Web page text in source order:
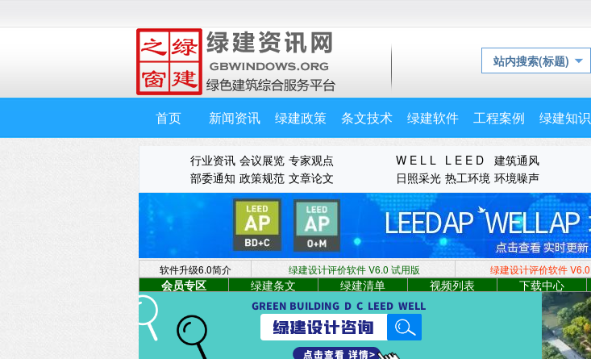
站内搜索(标题)
首页 新闻资讯 绿建政策 条文技术 绿建软件 工程案例 绿建知识
行业资讯 会议展览 专家观点
部委通知 政策规范 文章论文
W E L L L E E D
建筑通风
日照采光 热工环境 环境噪声
软件升级6.0简介 绿建设计评价软件 V6.0 试用版 绿建设计评价软件 V6.0
会员专区 绿建条文 绿建清单 视频列表 下载中心